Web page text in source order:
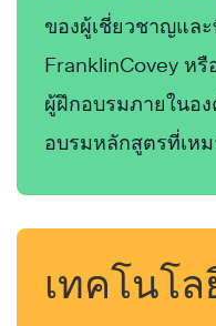
ของผู้เชี่ยวชาญแล
FranklinCovey หรื
ผู้ฝึกอบรมภายในอ
อบรมหลักสูตรที่เหม
เทคโนโล